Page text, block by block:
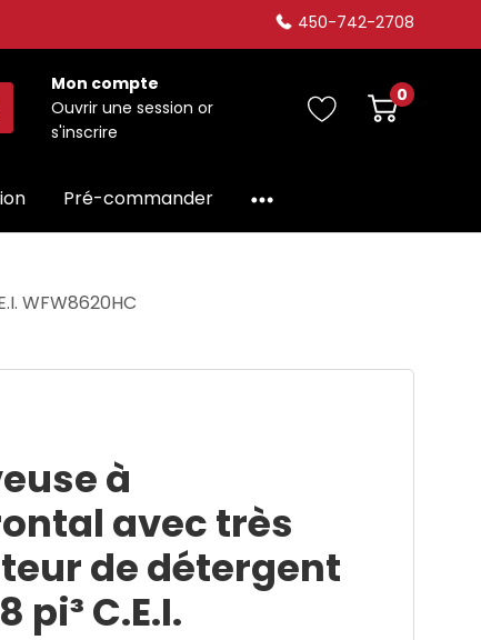
450-742-2708
Mon compte
Ouvrir une session or
s'inscrire
0
Pré-commander
WFW8620HC
à
avec très
de détergent
pi³ C.E.I.